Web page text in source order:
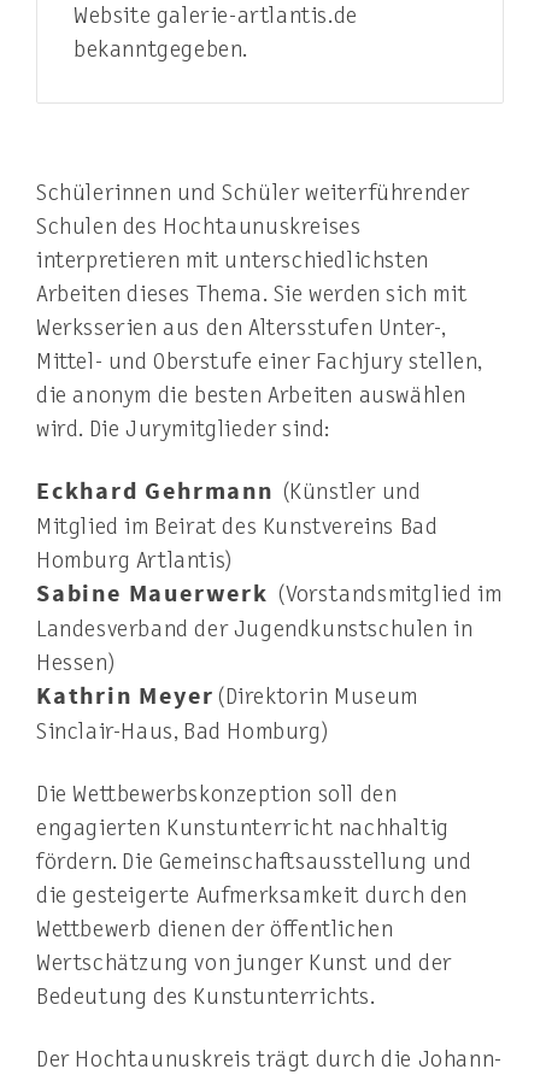
Website galerie-artlantis.de
bekanntgegeben.
Schülerinnen und Schüler weiterführender
Schulen des Hochtaunuskreises
interpretieren mit unterschiedlichsten
Arbeiten dieses Thema. Sie werden sich mit
Werksserien aus den Altersstufen Unter-,
Mittel- und Oberstufe einer Fachjury stellen,
die anonym die besten Arbeiten auswählen
wird. Die Jurymitglieder sind:
Eckhard Gehrmann (Künstler und
Mitglied im Beirat des Kunstvereins Bad
Homburg Artlantis)
Sabine Mauerwerk (Vorstandsmitglied im
Landesverband der Jugendkunstschulen in
Hessen)
Kathrin Meyer (Direktorin Museum
Sinclair-Haus, Bad Homburg)
Die Wettbewerbskonzeption soll den
engagierten Kunstunterricht nachhaltig
fördern. Die Gemeinschaftsausstellung und
die gesteigerte Aufmerksamkeit durch den
Wettbewerb dienen der öffentlichen
Wertschätzung von junger Kunst und der
Bedeutung des Kunstunterrichts.
Der Hochtaunuskreis trägt durch die Johann-